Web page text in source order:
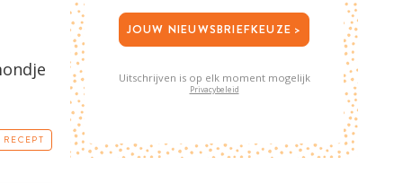
JOUW NIEUWSBRIEFKEUZE >
Uitschrijven is op elk moment mogelijk
Privacybeleid